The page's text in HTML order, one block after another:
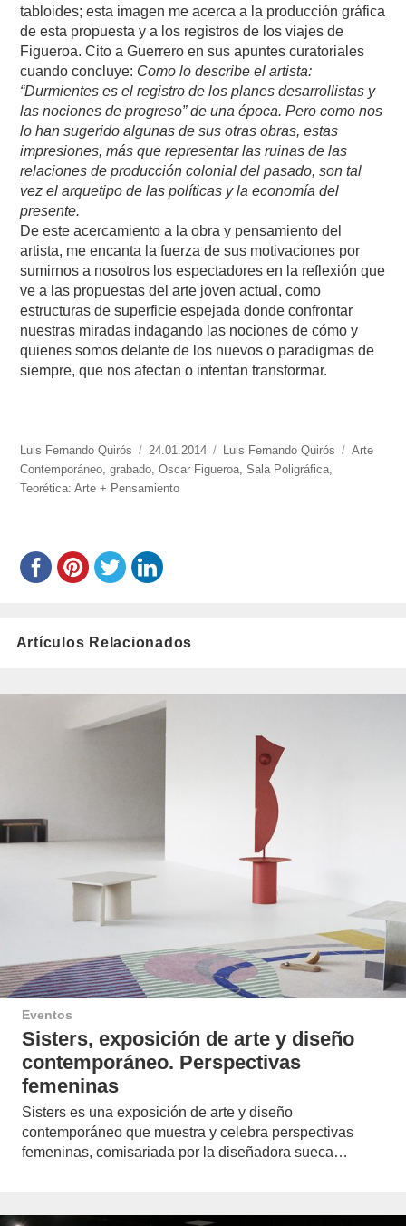
tabloides; esta imagen me acerca a la producción gráfica
de esta propuesta y a los registros de los viajes de
Figueroa. Cito a Guerrero en sus apuntes curatoriales
cuando concluye: Como lo describe el artista:
“Durmientes es el registro de los planes desarrollistas y
las nociones de progreso” de una época. Pero como nos
lo han sugerido algunas de sus otras obras, estas
impresiones, más que representar las ruinas de las
relaciones de producción colonial del pasado, son tal
vez el arquetipo de las políticas y la economía del
presente.
De este acercamiento a la obra y pensamiento del
artista, me encanta la fuerza de sus motivaciones por
sumirnos a nosotros los espectadores en la reflexión que
ve a las propuestas del arte joven actual, como
estructuras de superficie espejada donde confrontar
nuestras miradas indagando las nociones de cómo y
quienes somos delante de los nuevos o paradigmas de
siempre, que nos afectan o intentan transformar.
https://www.experimenta.es/author/luis-
fernando-
quiros/
Luis Fernando Quirós
Publicado
el
24.01.2014 Categorías
Luis Fernando Quirós Etiquetas
Arte
Contemporáneo ,grabado ,Oscar Figueroa ,Sala Poligráfica
Teorética: Arte + Pensamiento
Artículos Relacionados
Eventos
Sisters, exposición de arte y diseño
contemporáneo. Perspectivas
femeninas
Sisters es una exposición de arte y diseño
contemporáneo que muestra y celebra perspectivas
femeninas, comisariada por la diseñadora sueca…